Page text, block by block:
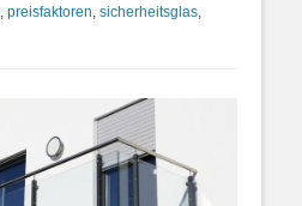
preisfaktoren sicherheitsglas